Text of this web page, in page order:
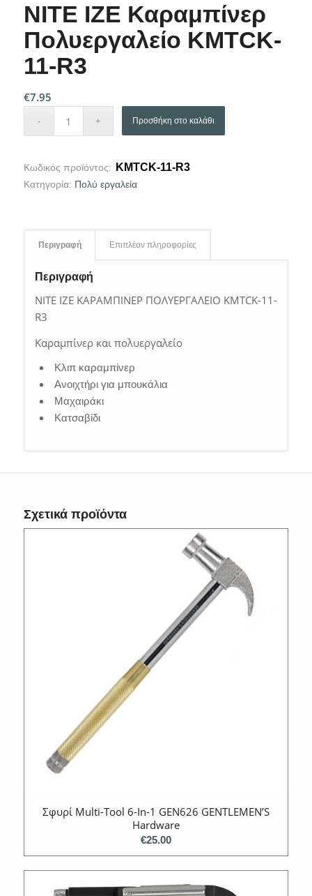
NITE IZE Καραμπίνερ
Πολυεργαλείο KMTCK-
11-R3
€7.95
Προσθήκη στο καλάθι
Κωδικός προϊόντος: KMTCK-11-R3
Κατηγορία: Πολύ εργαλεία
Περιγραφή Επιπλέον πληροφορίες
Περιγραφή
NITE IZE ΚΑΡΑΜΠΙΝΕΡ ΠΟΛΥΕΡΓΑΛΕΙΟ KMTCK-11-
R3
Καραμπίνερ και πολυεργαλείο
Κλιπ καραμπίνερ
Ανοιχτήρι για μπουκάλια
Μαχαιράκι
Κατσαβίδι
Σχετικά προϊόντα
Σφυρί Multi-Tool 6-In-1 GEN626 GENTLEMEN’S
Hardware
€25.00